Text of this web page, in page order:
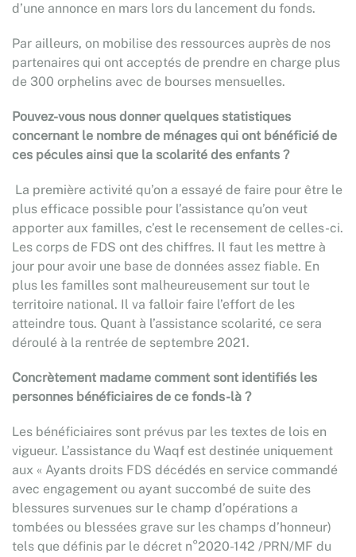
d’une annonce en mars lors du lancement du fonds.
Par ailleurs, on mobilise des ressources auprès de nos
partenaires qui ont acceptés de prendre en charge plus
de 300 orphelins avec de bourses mensuelles.
Pouvez-vous nous donner quelques statistiques
concernant le nombre de ménages qui ont bénéficié de
ces pécules ainsi que la scolarité des enfants ?
La première activité qu’on a essayé de faire pour être le
plus efficace possible pour l’assistance qu’on veut
apporter aux familles, c’est le recensement de celles-ci.
Les corps de FDS ont des chiffres. Il faut les mettre à
jour pour avoir une base de données assez fiable. En
plus les familles sont malheureusement sur tout le
territoire national. Il va falloir faire l’effort de les
atteindre tous. Quant à l’assistance scolarité, ce sera
déroulé à la rentrée de septembre 2021.
Concrètement madame comment sont identifiés les
personnes bénéficiaires de ce fonds-là ?
Les bénéficiaires sont prévus par les textes de lois en
vigueur. L’assistance du Waqf est destinée uniquement
aux « Ayants droits FDS décédés en service commandé
avec engagement ou ayant succombé de suite des
blessures survenues sur le champ d’opérations a
tombées ou blessées grave sur les champs d’honneur)
tels que définis par le décret n°2020-142 /PRN/MF du